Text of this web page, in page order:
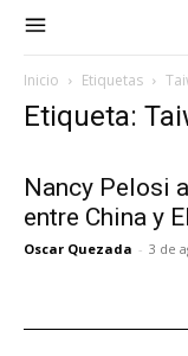
Inicio Etiquetas
Etiqueta:
Nancy Pelosi
entre China y
Oscar Quezada - 3 de